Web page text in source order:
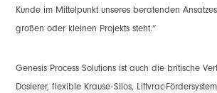
Kunde im Mittelpunkt unseres beratenden
großen oder kleinen Projekts steht.“
Genesis Process Solutions ist auch die britische
Dosierer, flexible Krause-Silos, Liftvrac-